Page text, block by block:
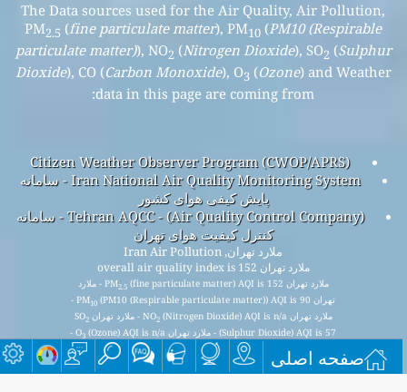
صفحه اصلی
The Data sources used for the Air Quality, Air Pollution,
PM2.5(fine particulate matter), PM10(PM10 (Respirable
particulate matter)), NO2 (Nitrogen Dioxide), SO2 (Sulphur
Dioxide), CO (Carbon Monoxide), O3 (Ozone ) and Weather
data in this page are coming from:
Citizen Weather Observer Program (CWOP/APRS)
Iran National Air Quality Monitoring System - سامانه
پایش کیفی هوای کشور
Tehran AQCC - (Air Quality Control Company) - سامانه
کنترل کیفیت هوای تهران
ملارد تهران, Iran Air Pollution
ملارد تهران overall air quality index is 152
ملارد تهران PM 2.5
(fine particulate matter) AQI is 152 - ملارد
تهران PM
10
(PM10 (Respirable particulate matter)) AQI is 90 -
ملارد تهران NO
2(Nitrogen Dioxide) AQI is n/a - ملارد تهران SO 2
(Sulphur Dioxide) AQI is 57 - ملارد تهران O 3
(Ozone) AQI is n/a -
ملارد تهران CO (Carbon Monoxide) AQI is 25 -